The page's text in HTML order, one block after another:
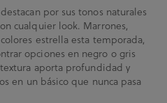
por sus tonos naturales
cualquier look. Marrones,
estrella esta temporada,
opciones en negro o gris
aporta profundidad y
en un básico que nunca pasa